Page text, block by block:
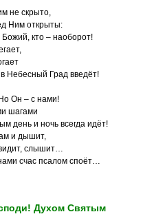
не скрыто,
Ним открыты:
кто – наоборот!
в Небесный Град введёт!
Он – с нами!
шагами
день и ночь всегда идёт!
и дышит,
слышит…
счас псалом споёт…
Духом Святым